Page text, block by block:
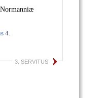
4.
3. SERVITUS